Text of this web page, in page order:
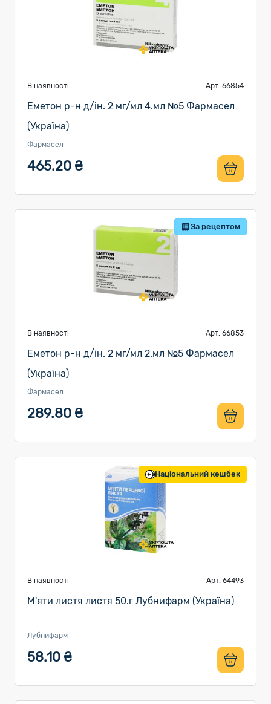
В наявності Арт. 66854
Еметон р-н д/ін. 2 мг/мл 4.мл №5 Фармасел
(Україна)
Фармасел
465.20 ₴
За рецептом
В наявності Арт. 66853
Еметон р-н д/ін. 2 мг/мл 2.мл №5 Фармасел
(Україна)
Фармасел
289.80 ₴
Національний кешбек
В наявності Арт. 64493
М'яти листя листя 50.г Лубнифарм (Україна)
Лубнифарм
58.10 ₴